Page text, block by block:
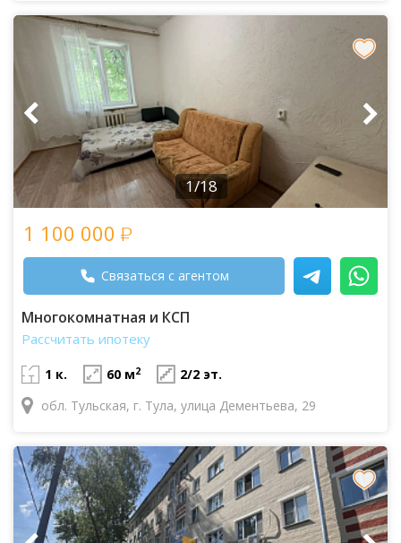
1/18
1 100 000
Связаться с агентом
Многокомнатная и КСП
Рассчитать ипотеку
1 к. 60 м2
2/2 эт.
обл. Тульская, г. Тула, улица Дементьева, 29